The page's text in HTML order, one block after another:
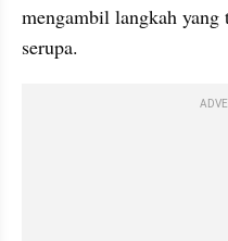
mengambil langkah yang
serupa.